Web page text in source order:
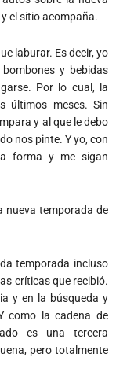
el sitio acompaña.
laburar. Es decir, yo
y bebidas
Por lo cual, la
últimos meses. Sin
y al que le debo
nos pinte. Y yo, con
forma y me sigan
nueva temporada de
temporada incluso
críticas que recibió.
y en la búsqueda y
como la cadena de
es una tercera
pero totalmente